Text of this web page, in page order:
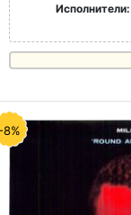
Исполнители:
8%